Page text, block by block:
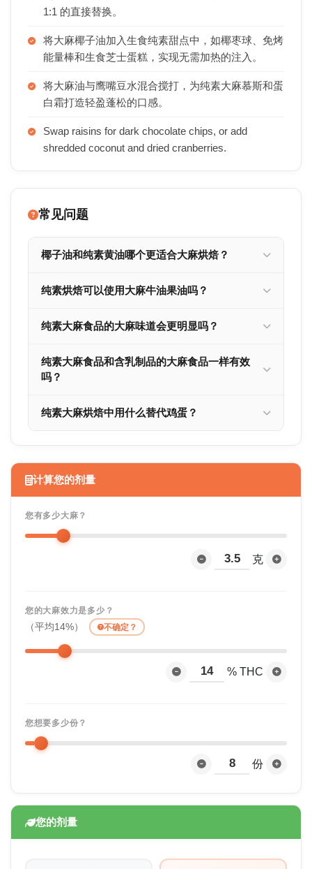
1:1 的直接替换。
将大麻椰子油加入生食纯素甜点中，如椰枣球、免烤
能量棒和生食芝士蛋糕，实现无需加热的注入。
将大麻油与鹰嘴豆水混合搅打，为纯素大麻慕斯和蛋
白霜打造轻盈蓬松的口感。
Swap raisins for dark chocolate chips, or add
shredded coconut and dried cranberries.
常见问题
椰子油和纯素黄油哪个更适合大麻烘焙？
纯素烘焙可以使用大麻牛油果油吗？
纯素大麻食品的大麻味道会更明显吗？
纯素大麻食品和含乳制品的大麻食品一样有效
吗？
纯素大麻烘焙中用什么替代鸡蛋？
计算您的剂量
您有多少大麻？
克
您的大麻效力是多少？
（平均14%） 不确定？
% THC
您想要多少份？
份
您的剂量